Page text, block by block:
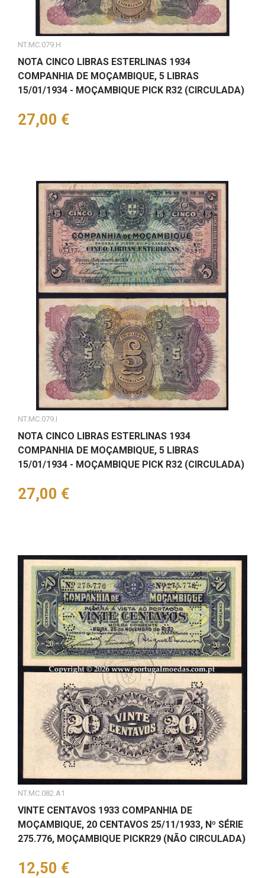
NT.MC.079.H
NOTA CINCO LIBRAS ESTERLINAS 1934
COMPANHIA DE MOÇAMBIQUE, 5 LIBRAS
15/01/1934 - MOÇAMBIQUE PICK R32 (CIRCULADA)
Preço
27,00 €
NT.MC.079.I
NOTA CINCO LIBRAS ESTERLINAS 1934
COMPANHIA DE MOÇAMBIQUE, 5 LIBRAS
15/01/1934 - MOÇAMBIQUE PICK R32 (CIRCULADA)
Preço
27,00 €
NT.MC.082.A1
VINTE CENTAVOS 1933 COMPANHIA DE
MOÇAMBIQUE, 20 CENTAVOS 25/11/1933, Nº SÉRIE
275.776, MOÇAMBIQUE PICKR29 (NÃO CIRCULADA)
Preço
12,50 €